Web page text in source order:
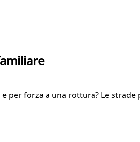
forza a una rottura? Le strade